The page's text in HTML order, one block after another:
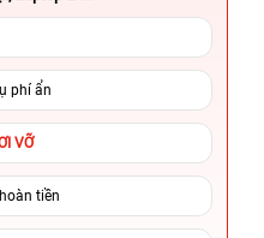
phí ẩn
VỠ
tiền